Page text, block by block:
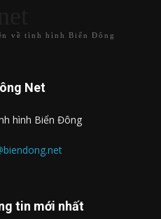
về tình hình Biển Đông
Net
hình Biển Đông
tin mới nhất